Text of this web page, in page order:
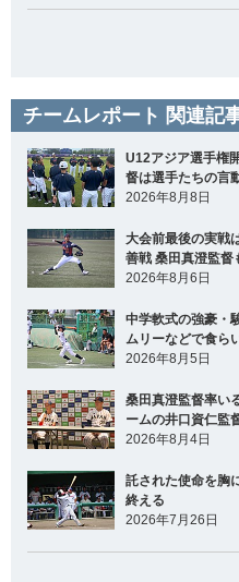
チームレポート 関連記
U12アジア選手権
督は選手たちの言
2026年8月8日
大会前最後の実戦
善戦 桑田真澄監督
2026年8月6日
中学軟式の強豪・
ムリーなどで食ら
2026年8月5日
桑田真澄監督率い
ームの井口資仁監
2026年8月4日
託された使命を胸
終える
2026年7月26日